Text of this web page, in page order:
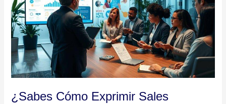
¿Sabes Cómo Exprimir Sales
Sales
Navigator
para
Duplicar
tu
Pipeline
B2B?